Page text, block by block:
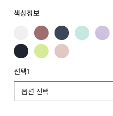
색상정보
선택1